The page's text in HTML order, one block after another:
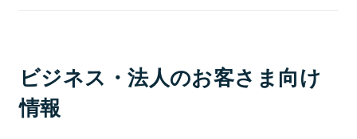
ビジネス・法人のお客さま向け
情報